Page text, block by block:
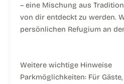
– eine Mischung aus
von dir entdeckt zu werden.
persönlichen Refugium an
Weitere wichtige Hinweise
Parkmöglichkeiten: Für